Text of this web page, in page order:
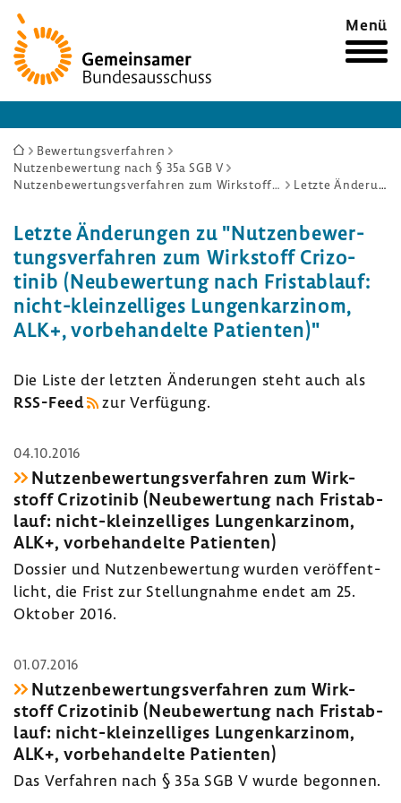
Zur
Startseite
Menü
Sie
sind
Bewertungsverfahren
Nutzenbewertung nach § 35a SGB V
Nutzenbewertungsverfahren zum Wirkstoff Crizotinib (Neubewertung nach Fristablauf: nicht-kleinzelliges Lungenkarzinom, ALK+, vorbehandelte Patienten)
Letzte Änderungen
Letzte Ände­rungen zu "Nutzen­be­wer­
tungs­ver­fahren zum Wirk­stoff Crizo­
tinib (Neube­wer­tung nach Frist­ab­lauf:
nicht-​kleinzelliges Lungen­kar­zinom,
ALK+, vorbe­han­delte Pati­enten)"
Die Liste der letzten Ände­rungen steht auch als
RSS-​Feed
zur Verfü­gung.
04.10.2016
Nutzen­be­wer­tungs­ver­fahren zum Wirk­
stoff Crizo­tinib (Neube­wer­tung nach Frist­ab­
lauf: nicht-​kleinzelliges Lungen­kar­zinom,
ALK+, vorbe­han­delte Pati­enten)
Dossier und Nutzen­be­wer­tung wurden veröf­fent­
licht, die Frist zur Stel­lung­nahme endet am 25.
Oktober 2016.
01.07.2016
Nutzen­be­wer­tungs­ver­fahren zum Wirk­
stoff Crizo­tinib (Neube­wer­tung nach Frist­ab­
lauf: nicht-​kleinzelliges Lungen­kar­zinom,
ALK+, vorbe­han­delte Pati­enten)
Das Verfahren nach § 35a SGB V wurde begonnen.